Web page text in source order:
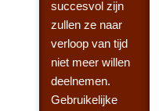
succesvol zijn
zullen ze naar
verloop van tijd
niet meer willen
deelnemen.
Gebruikelijke